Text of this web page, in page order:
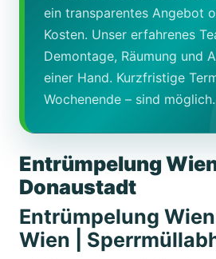
ein transparentes Angebot
Kosten. Unser erfahrenes
Demontage, Räumung und
einer Hand. Kurzfristige
Wochenende – sind möglich.
Entrümpelung
Donaustadt
Entrümpelung
Wien |